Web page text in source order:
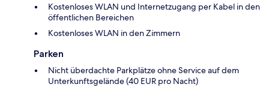
Kostenloses WLAN und Internetzugang per Kabel in den
öffentlichen Bereichen
Kostenloses WLAN in den Zimmern
Parken
Nicht überdachte Parkplätze ohne Service auf dem
Unterkunftsgelände (40 EUR pro Nacht)